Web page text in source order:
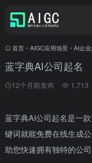
首页 • AIGC应用场景 • AI企
蓝字典AI公司起名
12个月前发布 1,713
蓝字典AI公司起名是一
键词就能免费在线生成
助您快速拥有独特的公司